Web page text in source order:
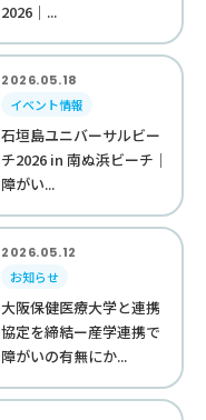
2026｜...
2026.05.18
イベント情報
石垣島ユニバーサルビー
チ2026 in 南ぬ浜ビーチ｜
障がい...
2026.05.12
お知らせ
大阪保健医療大学と連携
協定を締結ー産学連携で
障がいの有無にか...